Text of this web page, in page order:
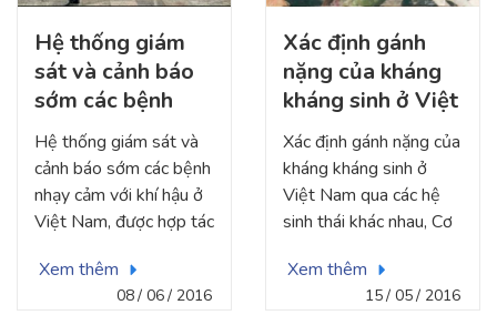
Hệ thống giám
sát và cảnh báo
sớm các bệnh
nhạy cảm với khí
hậu ở Việt Nam,
được hợp tác với
ILRI, do CGIAR
2017
Hệ thống giám sát và
cảnh báo sớm các bệnh
nhạy cảm với khí hậu ở
Việt Nam, được hợp tác
trợ, 2016-2017
Xem thêm
08 06 2016
Xác định gánh
nặng của kháng
kháng sinh ở Việt
Nam qua các hệ
sinh thái khác
nhau
Xác định gánh nặng của
kháng kháng sinh ở
Việt Nam qua các hệ
sinh thái khác nhau, Cơ
Song phương Việt Nam
phối hợp với Đại học
Xem thêm
15 05 2016